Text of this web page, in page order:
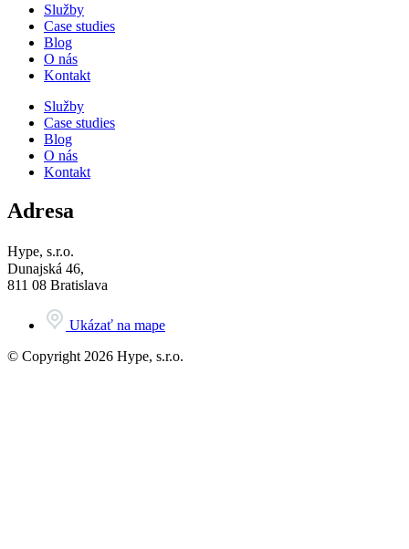
Služby
Case studies
Blog
O nás
Kontakt
Služby
Case studies
Blog
O nás
Kontakt
Adresa
Hype, s.r.o.
Dunajská 46,
811 08 Bratislava
Ukázať na mape
© Copyright 2026 Hype, s.r.o.